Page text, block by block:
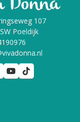
107
Poeldijk